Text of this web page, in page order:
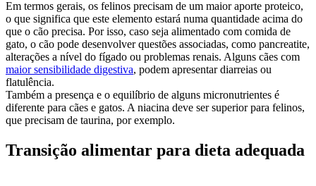
Em termos gerais, os felinos precisam de um maior aporte proteico,
o que significa que este elemento estará numa quantidade acima do
que o cão precisa. Por isso, caso seja alimentado com comida de
gato, o cão pode desenvolver questões associadas, como pancreatite,
alterações a nível do fígado ou problemas renais. Alguns cães com
maior sensibilidade digestiva, podem apresentar diarreias ou
flatulência.
Também a presença e o equilíbrio de alguns micronutrientes é
diferente para cães e gatos. A niacina deve ser superior para felinos,
que precisam de taurina, por exemplo.
Transição alimentar para dieta adequada